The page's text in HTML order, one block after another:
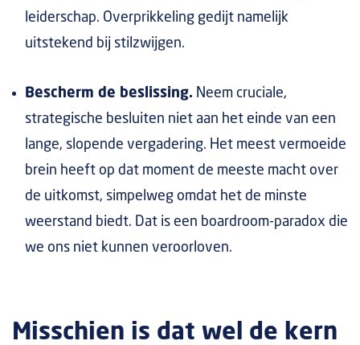
leiderschap. Overprikkeling gedijt namelijk
uitstekend bij stilzwijgen.
Bescherm de beslissing. Neem cruciale,
strategische besluiten niet aan het einde van een
lange, slopende vergadering. Het meest vermoeide
brein heeft op dat moment de meeste macht over
de uitkomst, simpelweg omdat het de minste
weerstand biedt. Dat is een boardroom-paradox die
we ons niet kunnen veroorloven.
Misschien is dat wel de kern